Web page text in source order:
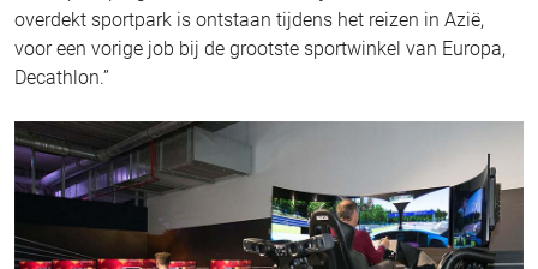
overdekt sportpark is ontstaan tijdens het reizen in Azië,
voor een vorige job bij de grootste sportwinkel van Europa,
Decathlon.”